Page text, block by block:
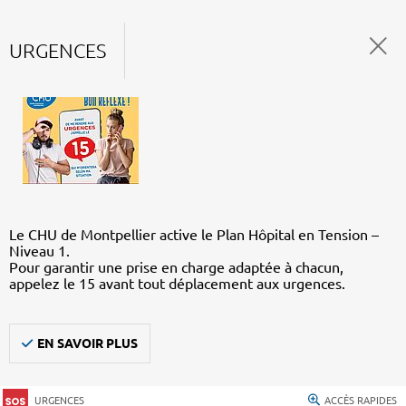
URGENCES
Le CHU de Montpellier active le Plan Hôpital en Tension –
Niveau 1.
Pour garantir une prise en charge adaptée à chacun,
appelez le 15 avant tout déplacement aux urgences.
EN SAVOIR PLUS
URGENCES ACCÈS RAPIDES